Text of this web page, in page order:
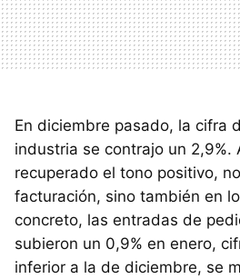
En diciembre pasado, la cifra
industria se contrajo un 2,9%.
recuperado el tono positivo,
facturación, sino también en
concreto, las entradas de
subieron un 0,9% en enero,
inferior a la de diciembre, se